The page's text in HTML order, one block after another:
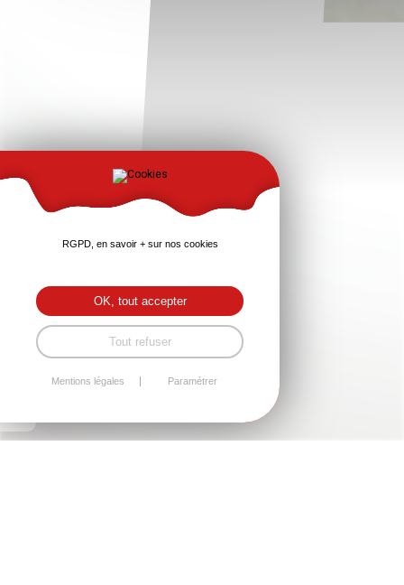
RGPD, en savoir + sur nos cookies
OK, tout accepter
Tout refuser
Mentions légales Paramétrer